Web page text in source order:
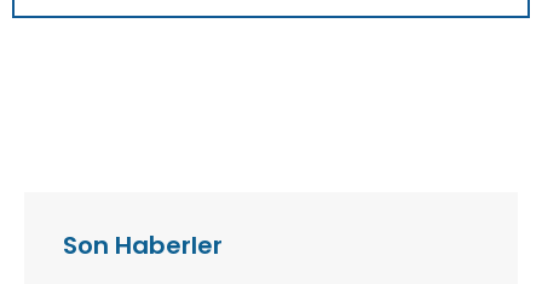
Son Haberler